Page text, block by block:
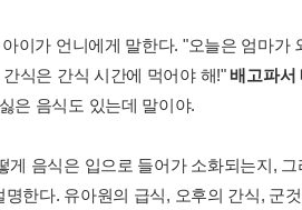
이가 언니에게 말한다. "오늘은 엄마가
식은 간식 시간에 먹어야 해!" 배고파서
은 음식도 있는데 말이야.
게 음식은 입으로 들어가 소화되는지,
한다. 유아원의 급식, 오후의 간식, 군